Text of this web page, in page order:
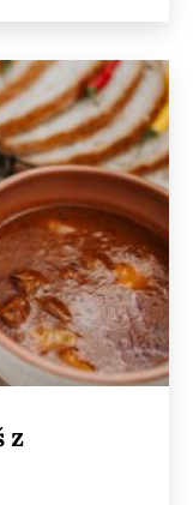
z